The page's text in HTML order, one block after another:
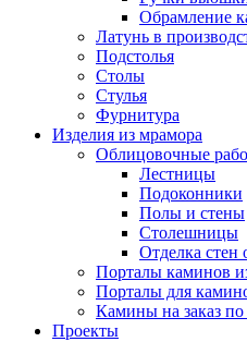
Обрамление
Латунь в
Подстолья
Столы
Стулья
Фурнитура
Изделия из мрамора
Облицовочные
Лестницы
Подоконники
Полы и стены
Столешницы
Отделка стен
Порталы каминов
Порталы для
Камины на заказ
Проекты